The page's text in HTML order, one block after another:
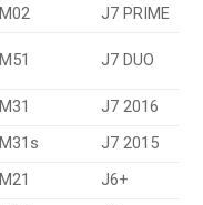
M02 J7 PRIME
M51 J7 DUO
M31
J7 2016
M31s
J7 2015
M21
J6+